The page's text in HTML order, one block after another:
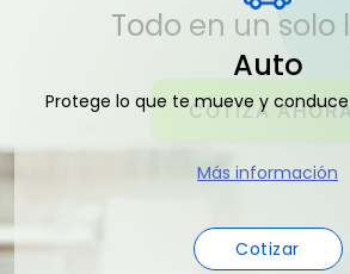
Todo en un solo
COTIZA
Auto
Protege lo que te mueve y
Más información
Cotizar